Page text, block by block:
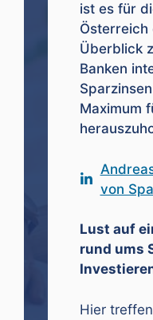
ist es für
Österreich
Überblick
Banken
Maximum
von
Lust auf
rund ums
Hier